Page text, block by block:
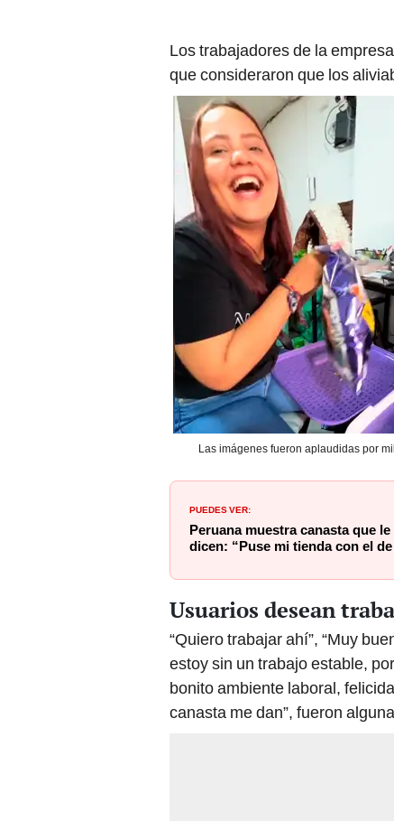
Los trabajadores de la
que consideraron que los
Las imágenes fueron aplaudidas por
PUEDES VER:
Peruana muestra canasta que
dicen: “Puse mi tienda con el
Usuarios desean
“Quiero trabajar ahí”, “Muy
estoy sin un trabajo estable,
bonito ambiente laboral,
canasta me dan”, fueron